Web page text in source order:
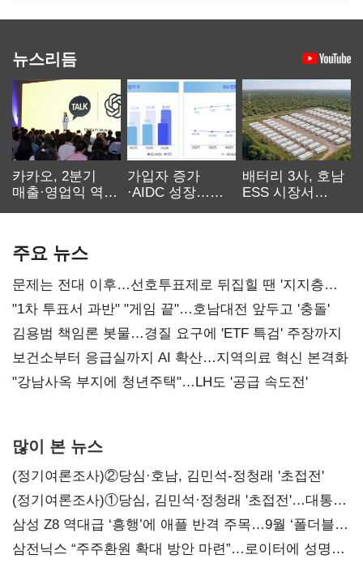
뉴스리듬
카카오, 2분기
매출·영업익 역대
가입자 증가
·AIDC 성장…
배터리 3사, 호남
ESS 시장서
주요 뉴스
문제는 전대 이후…선호투표제로 뒤집힐 땐 '지지층
불복'
"1차 투표서 과반" "게임 끝"…호남대전 앞두고 '충돌'
김용범 책임론 봇물…경질 요구에 'ETF 특검' 주장까지
보건소부터 응급실까지 AI 확산…지역의료 혁신 본격화
"강남사옥 부지에 청년주택"…LH도 '공급 속도전'
많이 본 뉴스
(정기여론조사)②당심·호남, 김민석-정청래 '초접전'
(정기여론조사)①당심, 김민석·정청래 '초접전'…대통령
지지도 '50% 아래로'(종합)
삼성 Z8 역대급 ‘흥행’에 애플 반격 주목…9월 ‘폴더블
대전’
삼전닉스 “주주환원 확대 방안 마련”…로이터에 성명